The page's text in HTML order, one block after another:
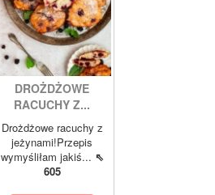
DROŻDŻOWE
RACUCHY Z...
Drożdżowe racuchy z
jeżynami!Przepis
wymyśliłam jakiś... ⇖
605